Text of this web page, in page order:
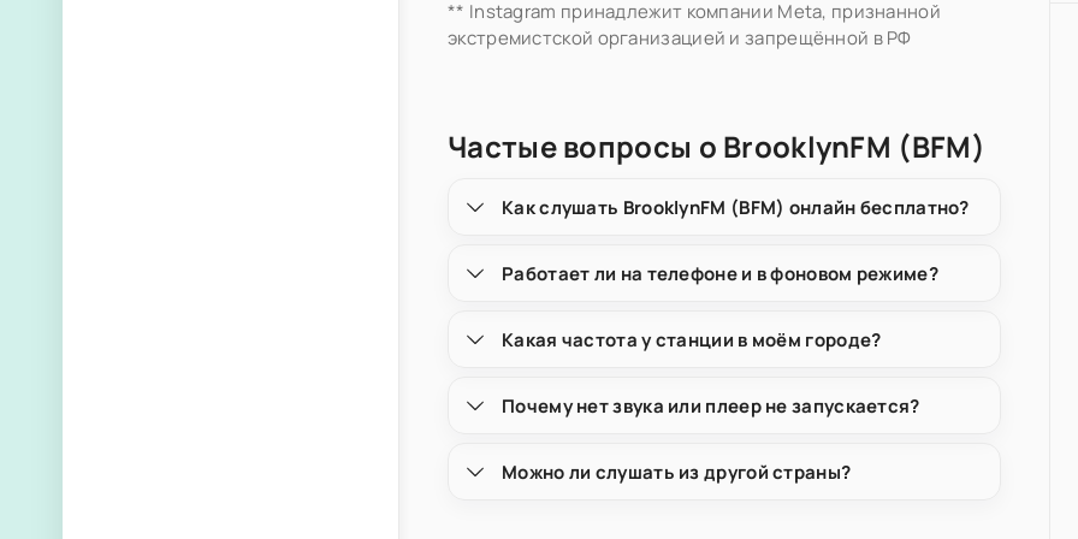
** Instagram принадлежит компании Meta, признанной
экстремистской организацией и запрещённой в РФ
Частые вопросы о BrooklynFM (BFM)
Как слушать BrooklynFM (BFM) онлайн бесплатно?
Работает ли на телефоне и в фоновом режиме?
Какая частота у станции в моём городе?
Почему нет звука или плеер не запускается?
Можно ли слушать из другой страны?